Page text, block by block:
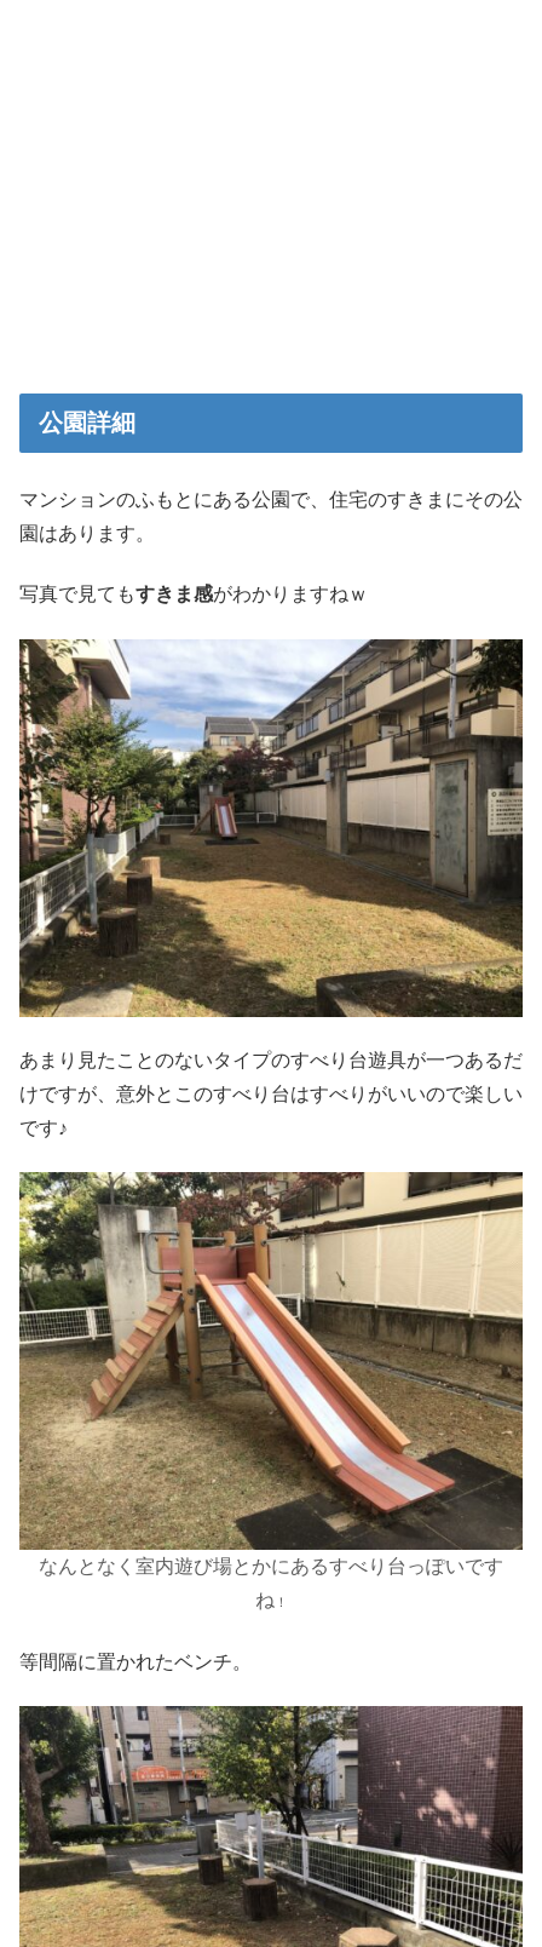
公園詳細
マンションのふもとにある公園で、住宅のすきまにその公
園はあります。
写真で見てもすきま感がわかりますねｗ
あまり見たことのないタイプのすべり台遊具が一つあるだ
けですが、意外とこのすべり台はすべりがいいので楽しい
です♪
なんとなく室内遊び場とかにあるすべり台っぽいです
ね！
等間隔に置かれたベンチ。